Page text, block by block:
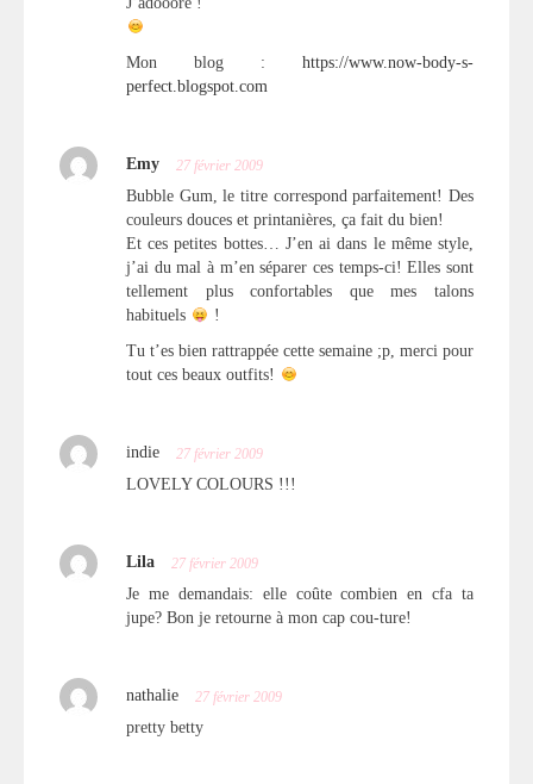
Mon blog : https://www.now-body-s-
perfect.blogspot.com
Emy 27 février 2009
Bubble Gum, le titre correspond parfaitement! Des
couleurs douces et printanières, ça fait du bien!
Et ces petites bottes… J’en ai dans le même style,
j’ai du mal à m’en séparer ces temps-ci! Elles sont
tellement plus confortables que mes talons
habituels
!
Tu t’es bien rattrappée cette semaine ;p, merci pour
tout ces beaux outfits!
indie 27 février 2009
LOVELY COLOURS !!!
Lila 27 février 2009
Je me demandais: elle coûte combien en cfa ta
jupe? Bon je retourne à mon cap cou-ture!
nathalie 27 février 2009
pretty betty